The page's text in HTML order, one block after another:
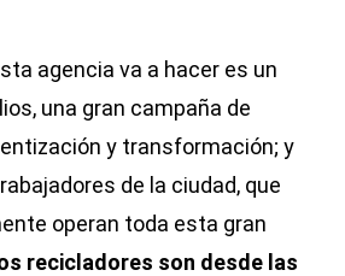
agencia va a hacer es un
una gran campaña de
y transformación; y
de la ciudad, que
operan toda esta gran
recicladores son desde las